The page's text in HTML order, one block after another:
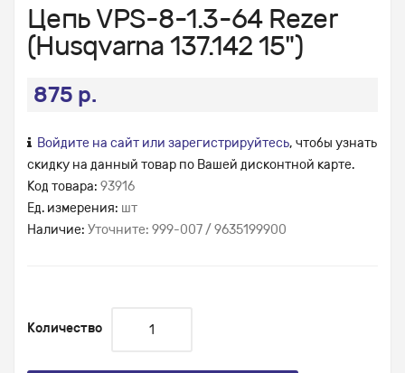
Цепь VPS-8-1.3-64 Rezer
(Husqvarna 137.142 15")
875 р.
Войдите на сайт или зарегистрируйтесь, чтобы узнать
скидку на данный товар по Вашей дисконтной карте.
Код товара: 93916
Ед. измерения: шт
Наличие: Уточните: 999-007 / 9635199900
Количество